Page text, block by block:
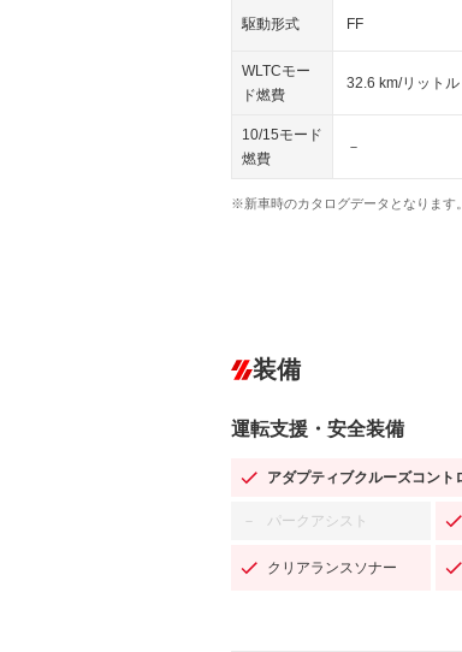
駆動形式 FF
WLTCモー
ド燃費
32.6 km/リットル
10/15モード
燃費
－
※新車時のカタログデータとなります
装備
運転支援・安全装備
アダプティブクルーズコント
－ パークアシスト
クリアランスソナー